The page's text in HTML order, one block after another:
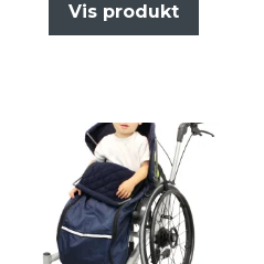
Vis produkt